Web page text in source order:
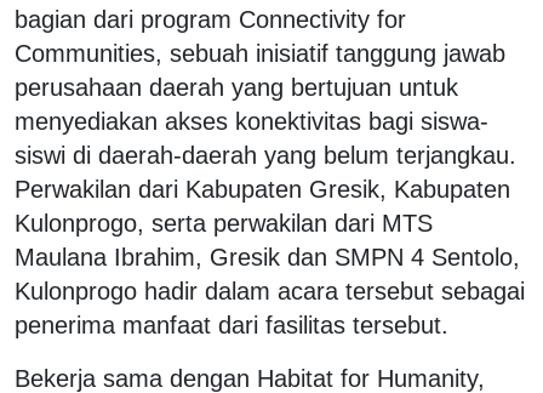
bagian dari program Connectivity for
Communities, sebuah inisiatif tanggung jawab
perusahaan daerah yang bertujuan untuk
menyediakan akses konektivitas bagi siswa-
siswi di daerah-daerah yang belum terjangkau.
Perwakilan dari Kabupaten Gresik, Kabupaten
Kulonprogo, serta perwakilan dari MTS
Maulana Ibrahim, Gresik dan SMPN 4 Sentolo,
Kulonprogo hadir dalam acara tersebut sebagai
penerima manfaat dari fasilitas tersebut.
Bekerja sama dengan Habitat for Humanity,